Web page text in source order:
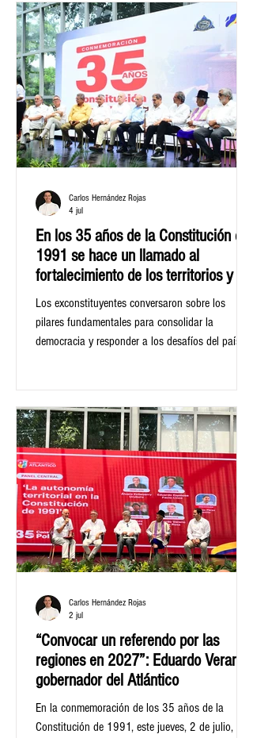
Abelardo de la Espriella, y de esta manera se
mostraron a disposición para trabajar en equipo
para superar los desafíos que enfrenta el sector
energético.
En los 35 años de la Constitución de
1991 se hace un llamado al
fortalecimiento de los territorios y la
paz
Los exconstituyentes conversaron sobre los
pilares fundamentales para consolidar la
democracia y responder a los desafíos del país,
Carlos Hernández Rojas
4 jul
“Convocar un referendo por las
regiones en 2027”: Eduardo Verano,
gobernador del Atlántico
En la conmemoración de los 35 años de la
Constitución de 1991, este jueves, 2 de julio, en
Carlos Hernández Rojas
2 jul